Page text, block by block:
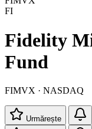
FI
Fidelity
Fund
FIMVX · NASDAQ
Urmărește